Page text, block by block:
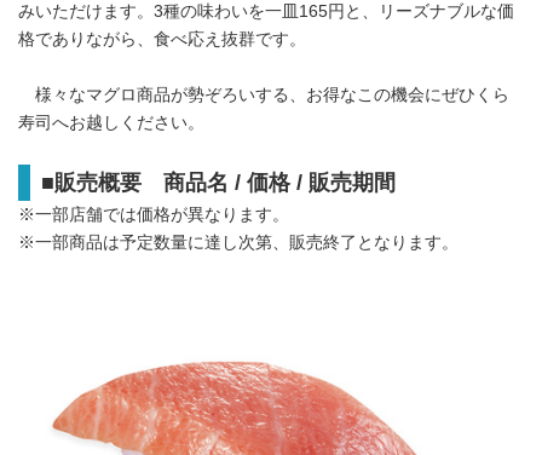
みいただけます。3種の味わいを一皿165円と、リーズナブルな価
格でありながら、食べ応え抜群です。
様々なマグロ商品が勢ぞろいする、お得なこの機会にぜひくら
寿司へお越しください。
■販売概要 商品名 / 価格 / 販売期間
※一部店舗では価格が異なります。
※一部商品は予定数量に達し次第、販売終了となります。